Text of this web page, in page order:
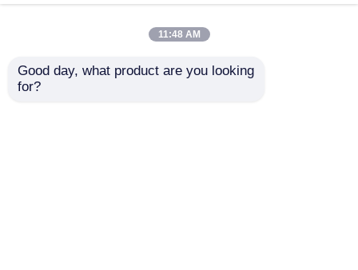
die Tasche der Männer
ein
11:48 AM
Good day, what product are you looking
for?